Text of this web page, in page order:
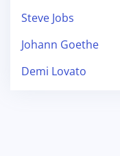
Steve Jobs
Johann Goethe
Demi Lovato